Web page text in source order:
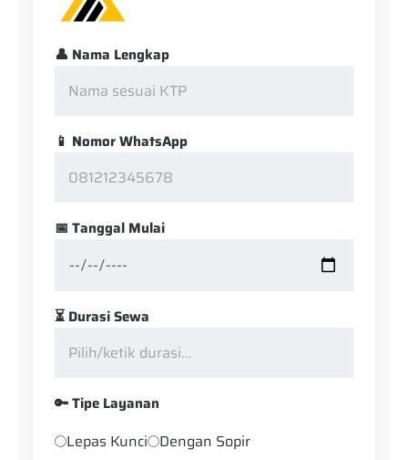
👤 Nama Lengkap
📱 Nomor WhatsApp
📅 Tanggal Mulai
⏳ Durasi Sewa
🔑 Tipe Layanan
Lepas Kunci Dengan Sopir